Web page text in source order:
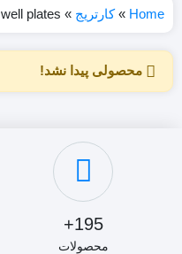
Home
»کارتریج »
well plates
محصولی پیدا نشد!
195+
محصولات